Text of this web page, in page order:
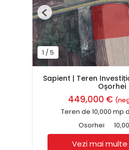
1 / 5
Previous
Sapient | Teren
Oșorhei
449,000 €
Teren de 10,000 mp
Osorhei
Vezi mai